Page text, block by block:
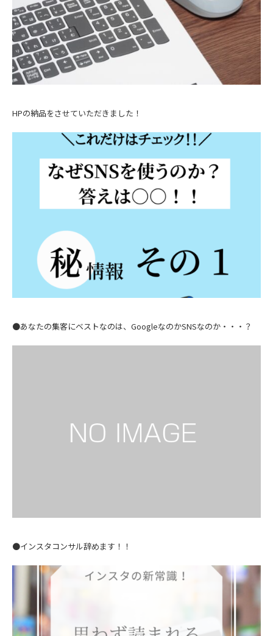
HPの納品をさせていただきました！
●あなたの集客にベストなのは、GoogleなのかSNSなのか・・・？
●インスタコンサル辞めます！！